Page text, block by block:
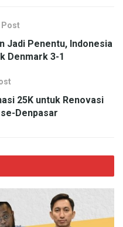
Post
Jadi Penentu, Indonesia
Denmark 3-1
25K untuk Renovasi
Denpasar